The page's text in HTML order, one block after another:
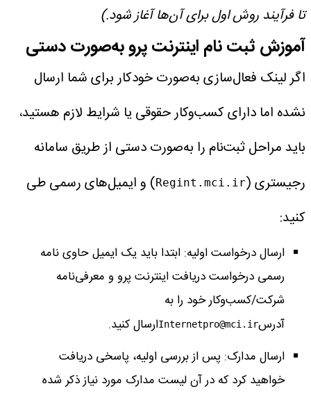
تا فرآیند روش اول برای آن‌ها آغاز شود.)
آموزش ثبت نام اینترنت پرو به‌صورت دستی
اگر لینک فعال‌سازی به‌صورت خودکار برای شما ارسال
نشده اما دارای کسب‌وکار حقوقی یا شرایط لازم هستید،
باید مراحل ثبت‌نام را به‌صورت دستی از طریق سامانه
رجیستری (Regint.mci.ir) و ایمیل‌های رسمی طی
کنید:
ارسال درخواست اولیه: ابتدا باید یک ایمیل حاوی نامه
رسمی درخواست دریافت اینترنت پرو و معرفی‌نامه
شرکت/کسب‌وکار خود را به
آدرسInternetpro@mci.irارسال کنید.
ارسال مدارک: پس از بررسی اولیه، پاسخی دریافت
خواهید کرد که در آن لیست مدارک مورد نیاز ذکر شده